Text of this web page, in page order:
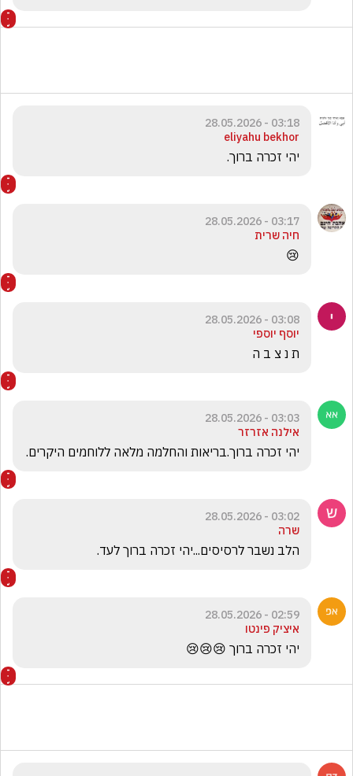
03:18 - 28.05.2026
eliyahu bekhor
יהי זכרה ברוך.
03:17 - 28.05.2026
חיה שרית
😢
03:08 - 28.05.2026
יוסף יוספי
ת נ צ ב ה
03:03 - 28.05.2026
אילנה אזרזר
יהי זכרה ברוך.בריאות והחלמה מלאה ללוחמים היקרים.
03:02 - 28.05.2026
שרה
הלב נשבר לרסיסים...יהי זכרה ברוך לעד.
02:59 - 28.05.2026
איציק פינטו
יהי זכרה ברוך 😢😢😢